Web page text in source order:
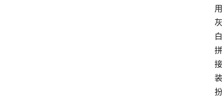
用
灰
白
拼
接
装
扮